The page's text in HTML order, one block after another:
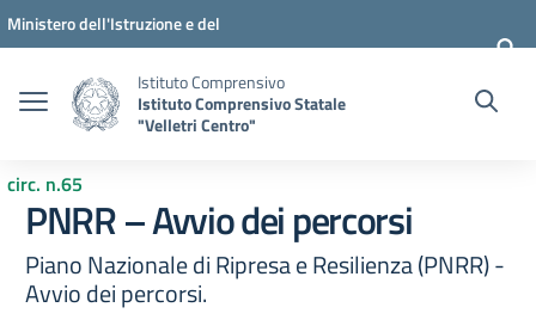
Vai ai contenuti
Vai al menu di navigazione
Vai al footer
Ministero dell'Istruzione e del
Istituto Comprensivo
Istituto Comprensivo Statale
"Velletri Centro"
circ. n.65
PNRR – Avvio dei percorsi
Piano Nazionale di Ripresa e Resilienza (PNRR) -
Avvio dei percorsi.